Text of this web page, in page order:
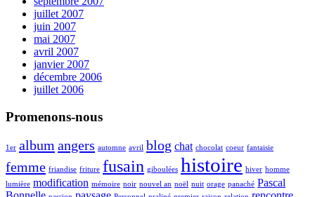
juillet 2007
juin 2007
mai 2007
avril 2007
janvier 2007
décembre 2006
juillet 2006
Promenons-nous
1er album angers automne avril blog chat chocolat coeur fantaisie
femme friandise friture fusain giboulées histoire hiver homme
lumière modification mémoire noir nouvel an noël nuit orage panaché Pascal